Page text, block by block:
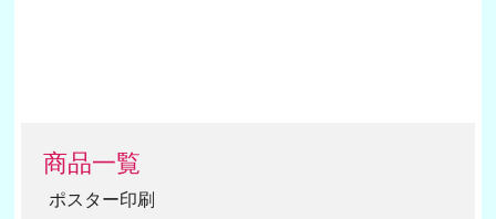
商品一覧
ポスター印刷